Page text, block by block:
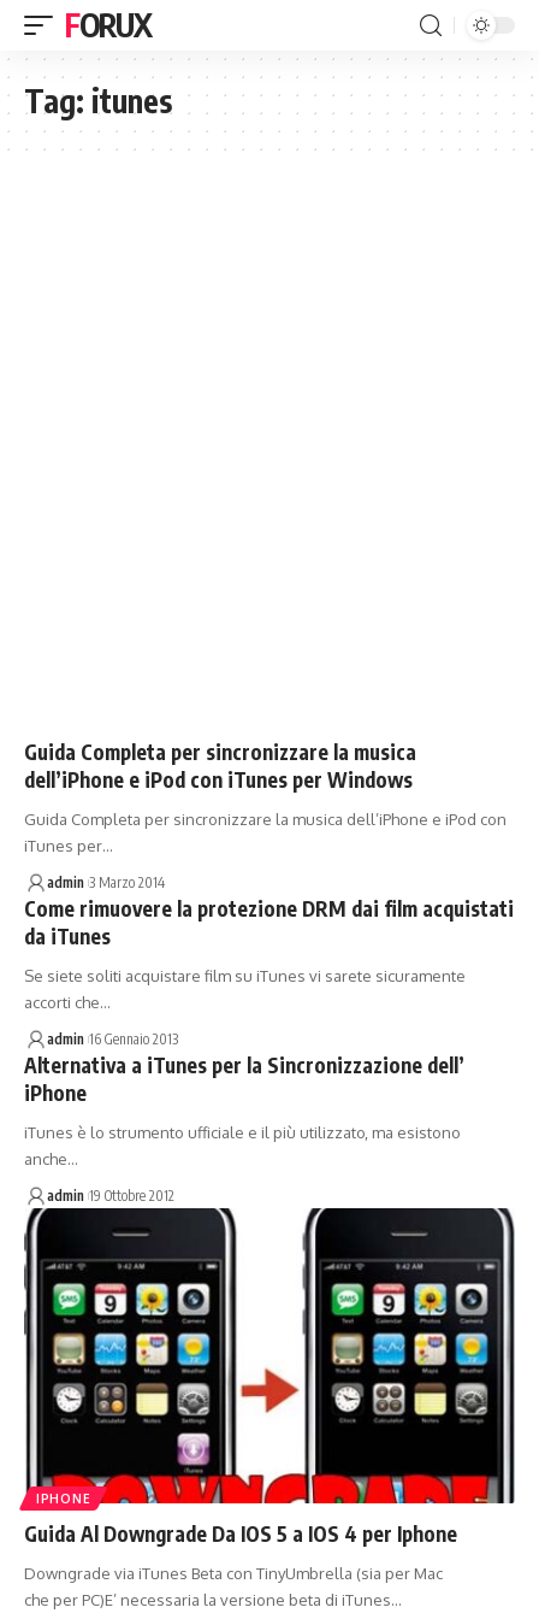
FORUX
Tag: itunes
Guida Completa per sincronizzare la musica
dell’iPhone e iPod con iTunes per Windows
Guida Completa per sincronizzare la musica dell’iPhone e iPod con
iTunes per…
admin 3 Marzo 2014
Come rimuovere la protezione DRM dai film acquistati
da iTunes
Se siete soliti acquistare film su iTunes vi sarete sicuramente
accorti che…
admin 16 Gennaio 2013
Alternativa a iTunes per la Sincronizzazione dell’
iPhone
iTunes è lo strumento ufficiale e il più utilizzato, ma esistono
anche…
admin 19 Ottobre 2012
IPHONE
Guida Al Downgrade Da IOS 5 a IOS 4 per Iphone
Downgrade via iTunes Beta con TinyUmbrella (sia per Mac
che per PC)E’ necessaria la versione beta di iTunes…